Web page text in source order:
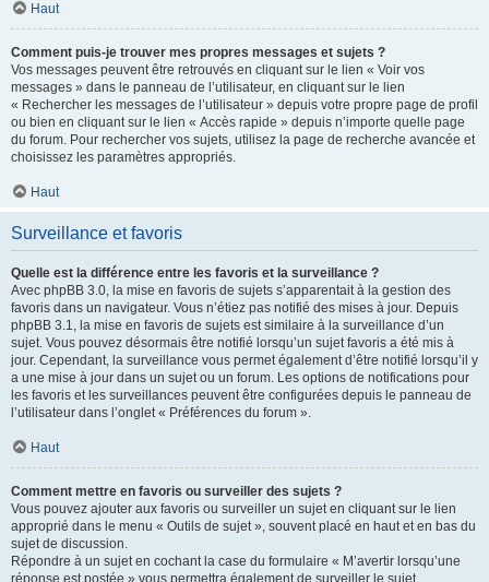
Haut
Comment puis-je trouver mes propres messages et sujets ?
Vos messages peuvent être retrouvés en cliquant sur le lien « Voir vos
messages » dans le panneau de l’utilisateur, en cliquant sur le lien
« Rechercher les messages de l’utilisateur » depuis votre propre page de profil
ou bien en cliquant sur le lien « Accès rapide » depuis n’importe quelle page
du forum. Pour rechercher vos sujets, utilisez la page de recherche avancée et
choisissez les paramètres appropriés.
Haut
Surveillance et favoris
Quelle est la différence entre les favoris et la surveillance ?
Avec phpBB 3.0, la mise en favoris de sujets s’apparentait à la gestion des
favoris dans un navigateur. Vous n’étiez pas notifié des mises à jour. Depuis
phpBB 3.1, la mise en favoris de sujets est similaire à la surveillance d’un
sujet. Vous pouvez désormais être notifié lorsqu’un sujet favoris a été mis à
jour. Cependant, la surveillance vous permet également d’être notifié lorsqu’il y
a une mise à jour dans un sujet ou un forum. Les options de notifications pour
les favoris et les surveillances peuvent être configurées depuis le panneau de
l’utilisateur dans l’onglet « Préférences du forum ».
Haut
Comment mettre en favoris ou surveiller des sujets ?
Vous pouvez ajouter aux favoris ou surveiller un sujet en cliquant sur le lien
approprié dans le menu « Outils de sujet », souvent placé en haut et en bas du
sujet de discussion.
Répondre à un sujet en cochant la case du formulaire « M’avertir lorsqu’une
réponse est postée » vous permettra également de surveiller le sujet.